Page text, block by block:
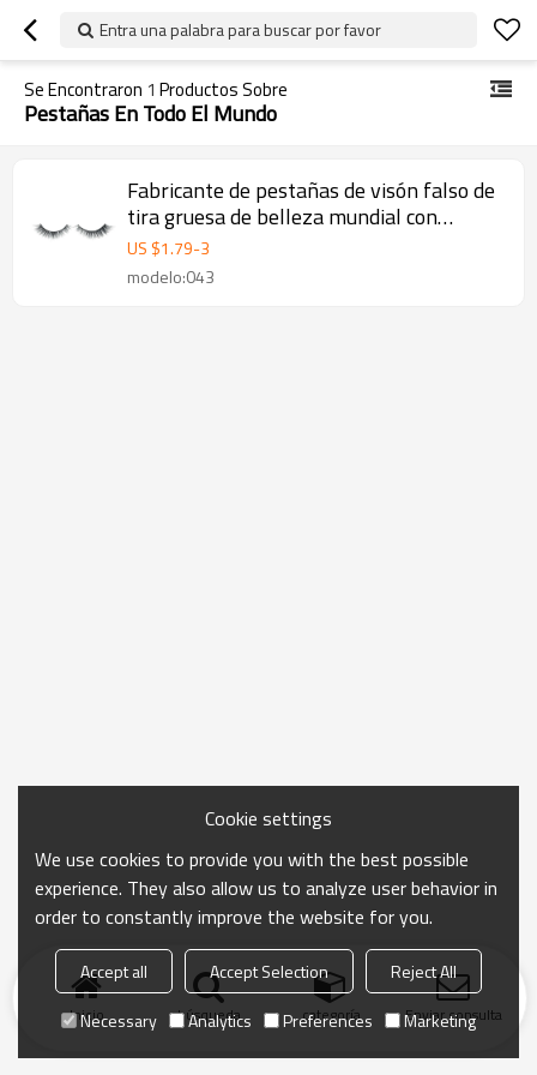
Entra una palabra para buscar por favor
Se Encontraron 1 Productos Sobre
Pestañas En Todo El Mundo
Fabricante de pestañas de visón falso de
tira gruesa de belleza mundial con
paquete personalizado
US $1.79-3
modelo:043
Inicio búsqueda categoría Enviar consulta
Cookie settings
We use cookies to provide you with the best possible
experience. They also allow us to analyze user behavior in
order to constantly improve the website for you.
Accept all Accept Selection
Reject All
Necessary
Analytics Preferences Marketing